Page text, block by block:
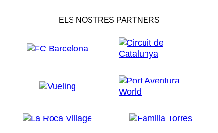
ELS NOSTRES PARTNERS